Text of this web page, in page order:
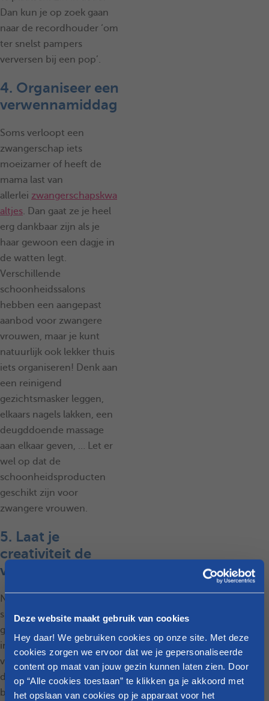
Deze website maakt gebruik van cookies
Hey daar! We gebruiken cookies op onze site. Met deze
cookies zorgen we ervoor dat we je gepersonaliseerde
content op maat van jouw gezin kunnen laten zien. Door
op “Alle cookies toestaan” te klikken ga je akkoord met
het opslaan van cookies op je apparaat voor het
Dan kun je op zoek gaan
naar de recordhouder ‘om
ter snelst pampers
verversen bij een pop’.
4. Organiseer een
verwennamiddag
Soms verloopt een
zwangerschap iets
moeizamer of heeft de
mama last van
allerlei zwangerschapskwa
altjes. Dan gaat ze je heel
erg dankbaar zijn als je
haar gewoon een dagje in
de watten legt.
Verschillende
schoonheidssalons
hebben een aangepast
aanbod voor zwangere
vrouwen, maar je kunt
natuurlijk ook lekker thuis
iets organiseren! Denk aan
een reinigend
gezichtsmasker leggen,
elkaars nagels lakken, een
deugddoende massage
aan elkaar geven, … Let er
wel op dat de
schoonheidsproducten
geschikt zijn voor
zwangere vrouwen.
5. Laat je
creativiteit de
vrije loop
Niet zo’n fan van
spelletjes? Bedenk dan
gerust creatieve
initiatieven. Wat dacht je
van rompertjes versieren,
de zwangere buik
beschilderen, originele